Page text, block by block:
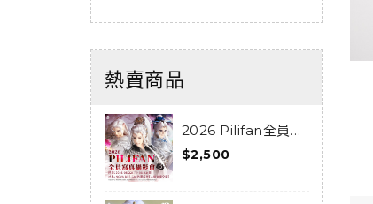
熱賣商品
2026 Pilifan全員寫
真攝影會活動套組
$2,500